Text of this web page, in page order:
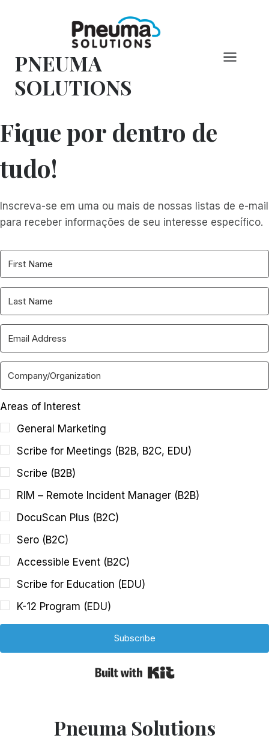
conteúdo
PNEUMA
SOLUTIONS
Fique por dentro de
tudo!
Inscreva-se em uma ou mais de nossas listas de e-mail
para receber informações de seu interesse específico.
Areas of Interest
General Marketing
Scribe for Meetings (B2B, B2C, EDU)
Scribe (B2B)
RIM – Remote Incident Manager (B2B)
DocuScan Plus (B2C)
Sero (B2C)
Accessible Event (B2C)
Scribe for Education (EDU)
K-12 Program (EDU)
Subscribe
Pneuma Solutions